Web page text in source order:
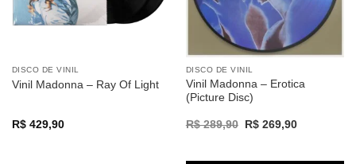
DISCO DE VINIL
Vinil Madonna – Ray Of Light
R$429,90
DISCO DE VINIL
Vinil Madonna – Erotica
(Picture Disc)
R$289,90
Original
R$269,90Current